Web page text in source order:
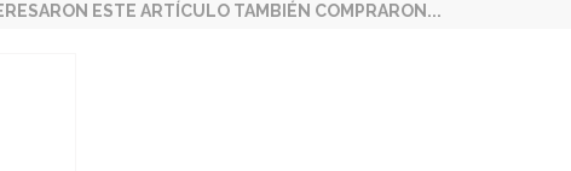
ESTE ARTÍCULO TAMBIÉN COMPRARON...